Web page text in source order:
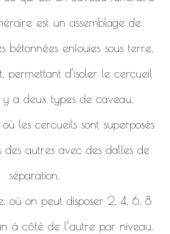
est un assemblage de
bétonnées enfouies sous terre,
permettant d’isoler le cercueil
a deux types de caveau.
où les cercueils sont superposés
des autres avec des dalles de
séparation.
où on peut disposer 2, 4, 6, 8
à côté de l’autre par niveau.